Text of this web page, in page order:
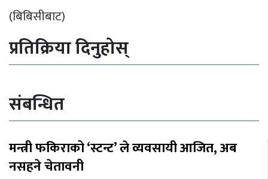
(बिबिसीबाट)
प्रतिक्रिया दिनुहोस्
संबन्धित
मन्त्री फकिराको ‘स्टन्ट’ ले व्यवसायी आजित, अब
नसहने चेतावनी